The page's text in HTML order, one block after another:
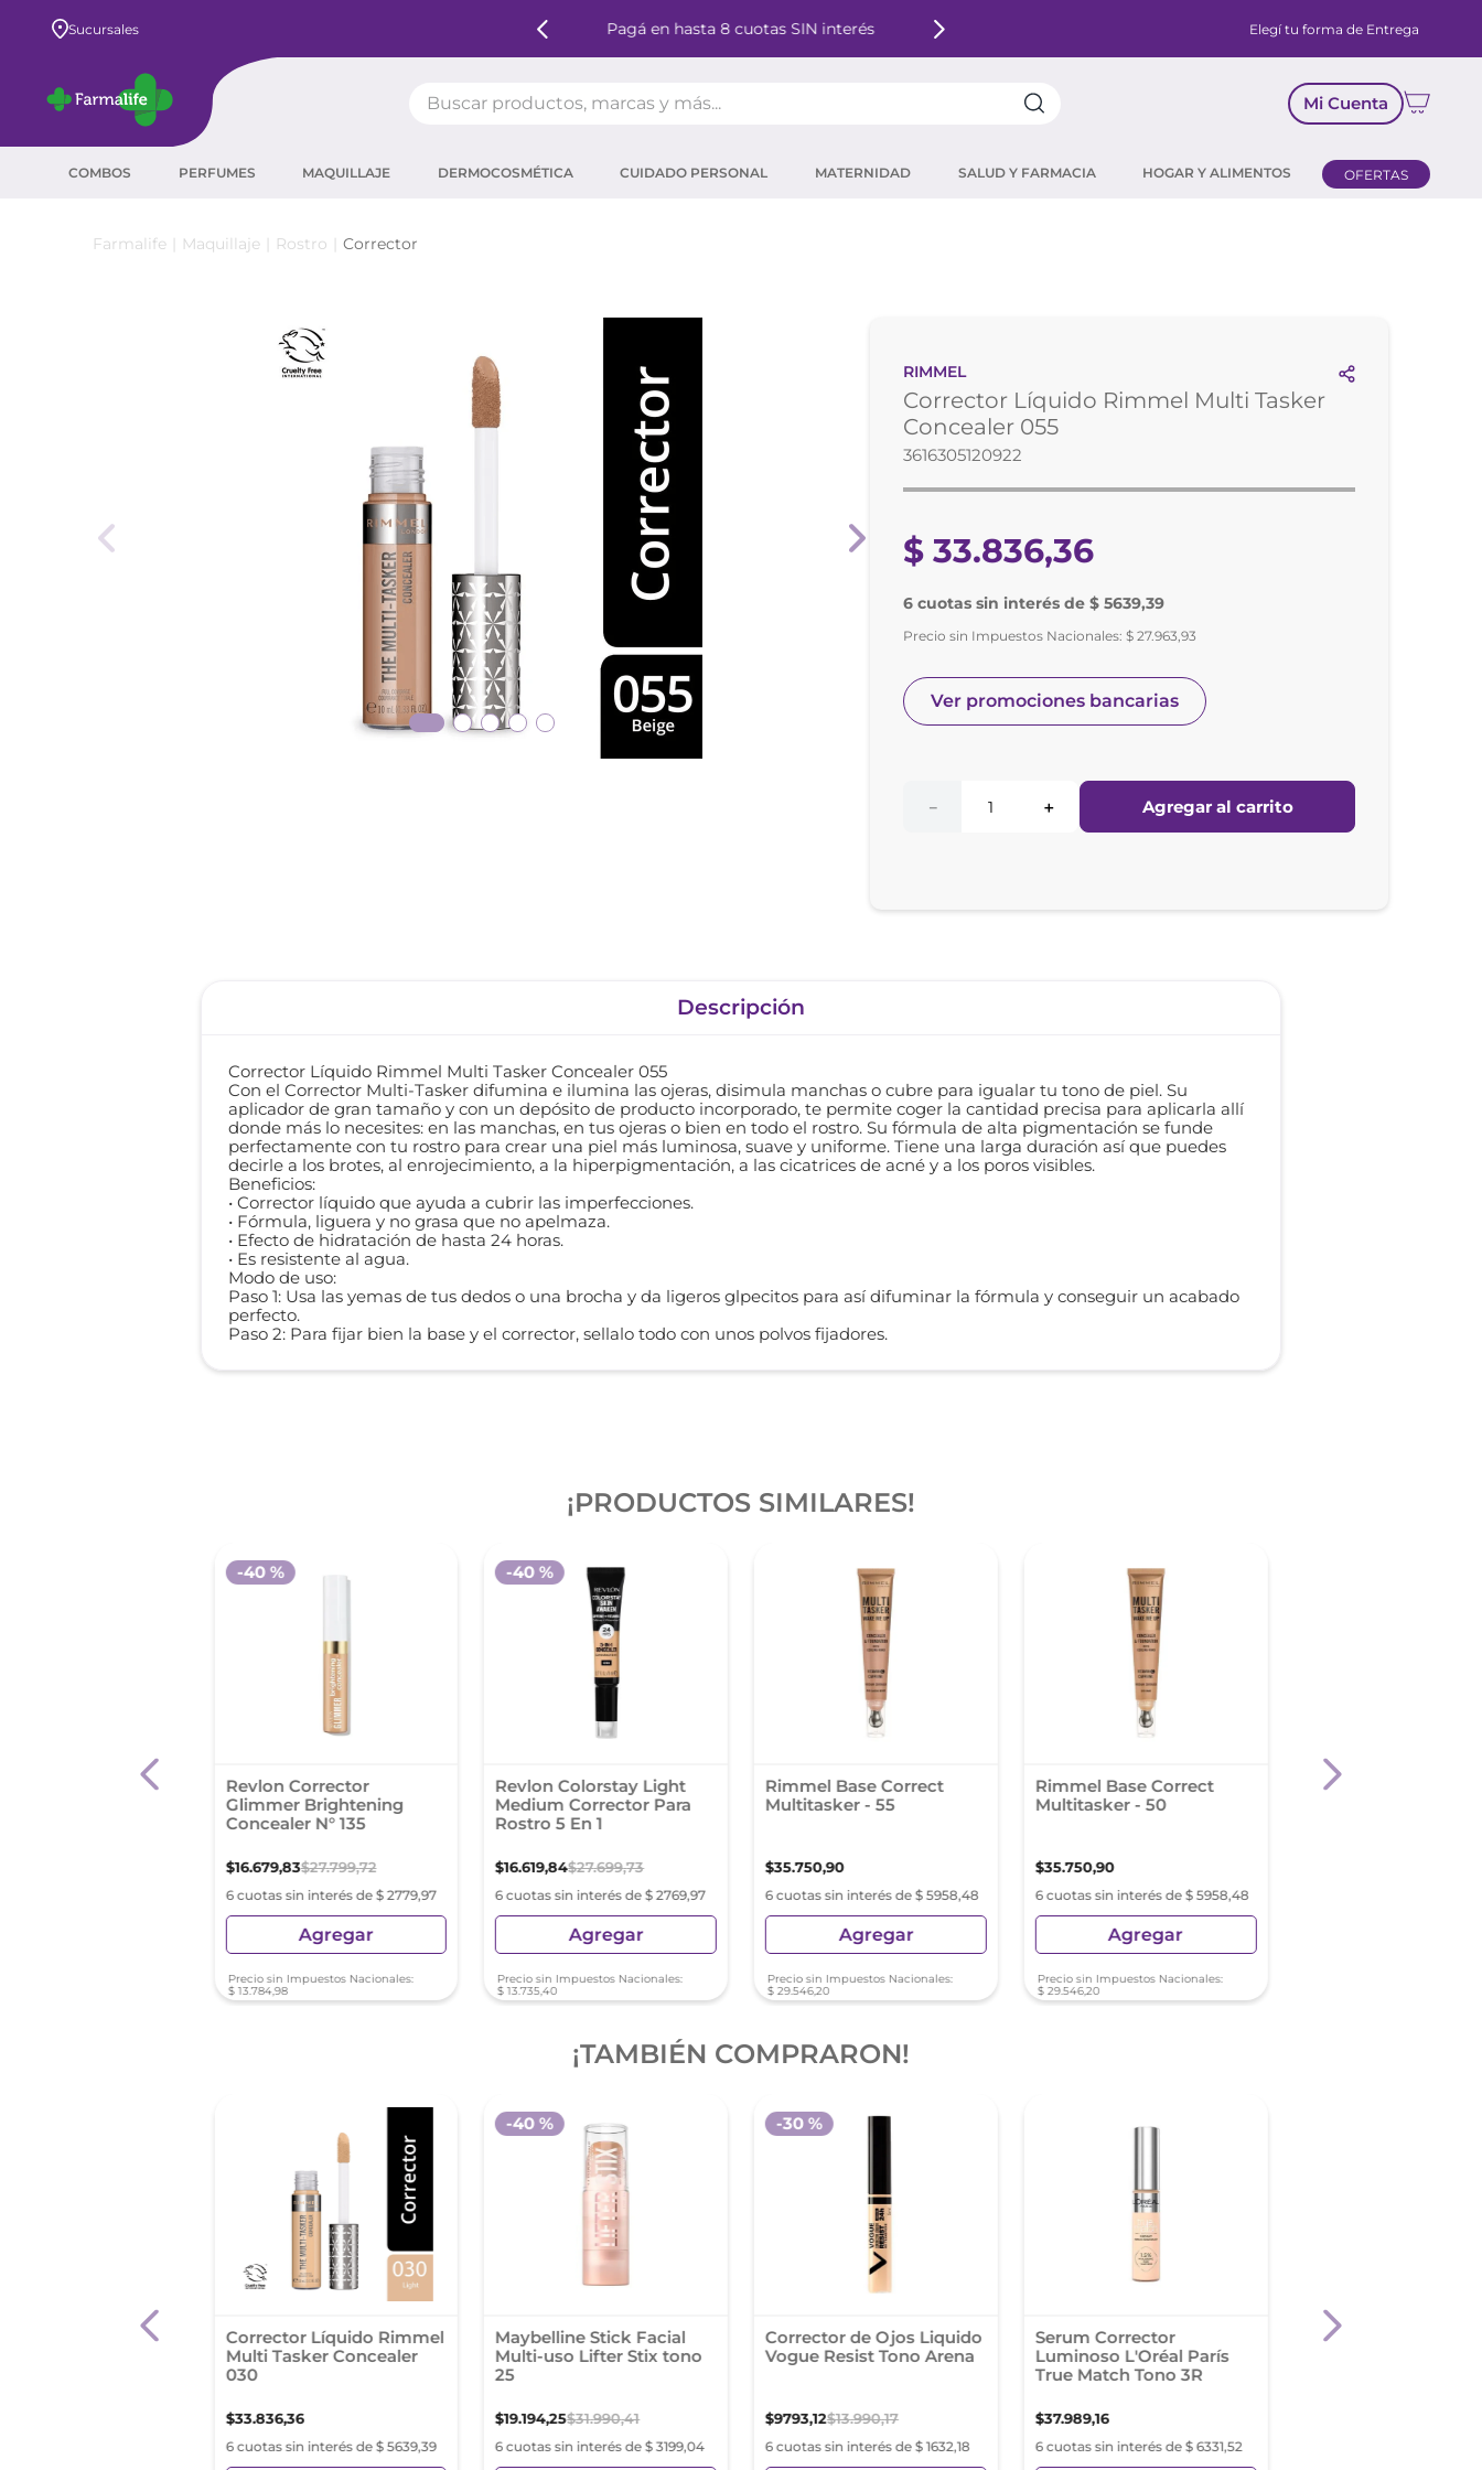
Sucursales Pagá en hasta 8 cuotas SIN interés Elegí tu forma de Entrega
Mi Cuenta
COMBOS PERFUMES MAQUILLAJE DERMOCOSMÉTICA CUIDADO PERSONAL MATERNIDAD SALUD Y FARMACIA HOGAR Y ALIMENTOS OFERTAS
Maquillaje Rostro Corrector
RIMMEL
Corrector Líquido Rimmel Multi Tasker
Concealer 055
3616305120922
$ 33.836,36
6 cuotas sin interés de $ 5639,39
Precio sin Impuestos Nacionales:$ 27.963,93
Ver promociones bancarias
＋
－ Agregar al carrito
Descripción
Corrector Líquido Rimmel Multi Tasker Concealer 055
Con el Corrector Multi-Tasker difumina e ilumina las ojeras, disimula manchas o cubre para igualar tu tono de piel. Su
aplicador de gran tamaño y con un depósito de producto incorporado, te permite coger la cantidad precisa para aplicarla allí
donde más lo necesites: en las manchas, en tus ojeras o bien en todo el rostro. Su fórmula de alta pigmentación se funde
perfectamente con tu rostro para crear una piel más luminosa, suave y uniforme. Tiene una larga duración así que puedes
decirle a los brotes, al enrojecimiento, a la hiperpigmentación, a las cicatrices de acné y a los poros visibles.
Beneficios:
• Corrector líquido que ayuda a cubrir las imperfecciones.
• Fórmula, liguera y no grasa que no apelmaza.
• Efecto de hidratación de hasta 24 horas.
• Es resistente al agua.
Modo de uso:
Paso 1: Usa las yemas de tus dedos o una brocha y da ligeros glpecitos para así difuminar la fórmula y conseguir un acabado
perfecto.
Paso 2: Para fijar bien la base y el corrector, sellalo todo con unos polvos fijadores.
¡PRODUCTOS SIMILARES!
Facial Ojeras
Revlon Corrector
Glimmer Brightening
Concealer N° 135
$16.679,83$27.799,72
6 cuotas sin interés de $ 2779,97
-40 %
Agregar
Precio sin Impuestos Nacionales:
$ 13.784,98
Revlon Colorstay Light
Medium Corrector Para
Rostro 5 En 1
$16.619,84$27.699,73
6 cuotas sin interés de $ 2769,97
-40 %
Agregar
Precio sin Impuestos Nacionales:
$ 13.735,40
Rimmel Base Correct
Multitasker - 55
$35.750,90
6 cuotas sin interés de $ 5958,48
Agregar
Precio sin Impuestos Nacionales:
$ 29.546,20
Rimmel Base Correct
Multitasker - 50
$35.750,90
6 cuotas sin interés de $ 5958,48
Agregar
Precio sin Impuestos Nacionales:
$ 29.546,20
Rimmel Base
¡TAMBIÉN COMPRARON!
de Ojos L'Oréal
Corrector Líquido Rimmel
Multi Tasker Concealer
030
$33.836,36
6 cuotas sin interés de $ 5639,39
Maybelline Stick Facial
Multi-uso Lifter Stix tono
25
$19.194,25$31.990,41
6 cuotas sin interés de $ 3199,04
-40 %
Corrector de Ojos Liquido
Vogue Resist Tono Arena
$9793,12$13.990,17
6 cuotas sin interés de $ 1632,18
-30 %
Serum Corrector
Luminoso L'Oréal París
True Match Tono 3R
$37.989,16
6 cuotas sin interés de $ 6331,52
Serum Corrector
agua micelar
corrector